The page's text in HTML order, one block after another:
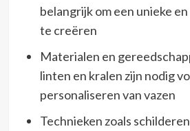
belangrijk om een unieke
te creëren
Materialen en
linten en kralen zijn nodig
personaliseren van vazen
Technieken zoals